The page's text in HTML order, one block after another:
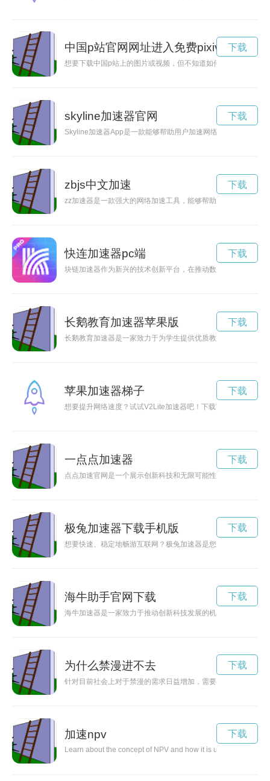
中国p站官网网址进入免费pixiv
想要下载中国p站上的图片或视频，但不知道如何操作？别担心
下载
skyline加速器官网
Skyline加速器App是一款能够帮助用户加速网络、保障安全连
下载
zbjs中文加速
zz加速器是一款强大的网络加速工具，能够帮助用户在网络游
下载
快连加速器pc端
块链加速器作为新兴的技术创新平台，在推动数字货币发展、
下载
长鹅教育加速器苹果版
长鹅教育加速器是一家致力于为学生提供优质教育资源和培训
下载
苹果加速器梯子
想要提升网络速度？试试V2Lite加速器吧！下载V2Lite加速器，
下载
一点点加速器
点点加速官网是一个展示创新科技和无限可能性的平台，致力
下载
极兔加速器下载手机版
想要快速、稳定地畅游互联网？极兔加速器是您的不二选择！
下载
海牛助手官网下载
海牛加速器是一家致力于推动创新科技发展的机构，通过提供
下载
为什么禁漫进不去
针对目前社会上对于禁漫的需求日益增加，需要寻找一些有效的
下载
加速npv
Learn about the concept of NPV and how it is used to assess
下载